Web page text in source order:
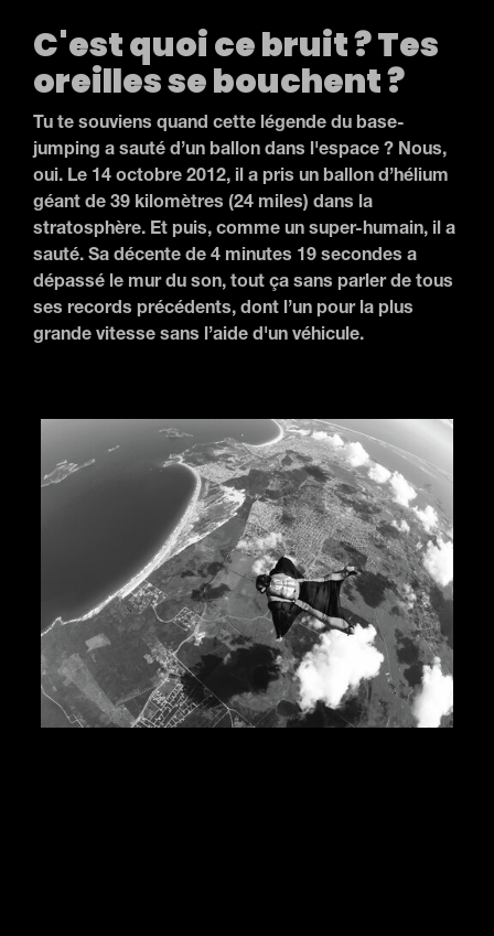
C'est quoi ce bruit ? Tes
oreilles se bouchent ?
Tu te souviens quand cette légende du base-
jumping a sauté d’un ballon dans l'espace ? Nous,
oui. Le 14 octobre 2012, il a pris un ballon d’hélium
géant de 39 kilomètres (24 miles) dans la
stratosphère. Et puis, comme un super-humain, il a
sauté. Sa décente de 4 minutes 19 secondes a
dépassé le mur du son, tout ça sans parler de tous
ses records précédents, dont l’un pour la plus
grande vitesse sans l’aide d'un véhicule.